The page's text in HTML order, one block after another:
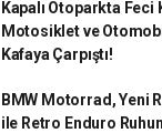
Kapalı Otoparkta Feci
Motosiklet ve
Kafaya Çarpıştı!
BMW Motorrad, Yeni
ile Retro Enduro